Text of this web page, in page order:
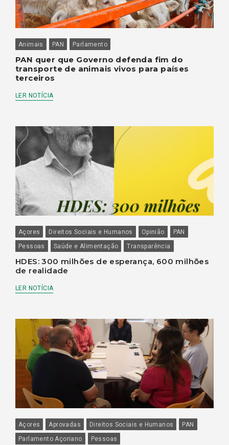
Animais PAN Parlamento
PAN quer que Governo defenda fim do
transporte de animais vivos para países
terceiros
LER NOTÍCIA
Açores Direitos Sociais e Humanos Opinião
PAN
Pessoas
Saúde e Alimentação Transparência
HDES: 300 milhões de esperança, 600 milhões
de realidade
LER NOTÍCIA
Açores Aprovadas Direitos Sociais e Humanos
PAN
Parlamento Açoriano
Pessoas